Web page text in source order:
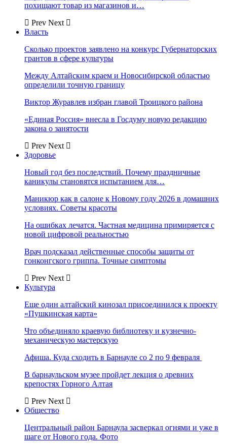
похищают товар из магазинов и…
Prev Next
Власть
Сколько проектов заявлено на конкурс Губернаторских
грантов в сфере культуры
Между Алтайским краем и Новосибирской областью
определили точную границу
Виктор Журавлев избран главой Троицкого района
«Единая Россия» внесла в Госдуму новую редакцию
закона о занятости
Prev Next
Здоровье
Новый год без последствий. Почему праздничные
каникулы становятся испытанием для…
Маникюр как в салоне к Новому году 2026 в домашних
условиях. Советы красоты
На ошибках лечатся. Частная медицина примиряется с
новой цифровой реальностью
Врач подсказал действенные способы защиты от
гонконгского гриппа. Точные симптомы
Prev Next
Культура
Еще один алтайский кинозал присоединился к проекту
«Пушкинская карта»
Что объединяло краевую библиотеку и кузнечно-
механическую мастерскую
Афиша. Куда сходить в Барнауле со 2 по 9 февраля
В барнаульском музее пройдет лекция о древних
крепостях Горного Алтая
Prev Next
Общество
Центральный район Барнаула засверкал огнями и уже в
шаге от Нового года. Фото